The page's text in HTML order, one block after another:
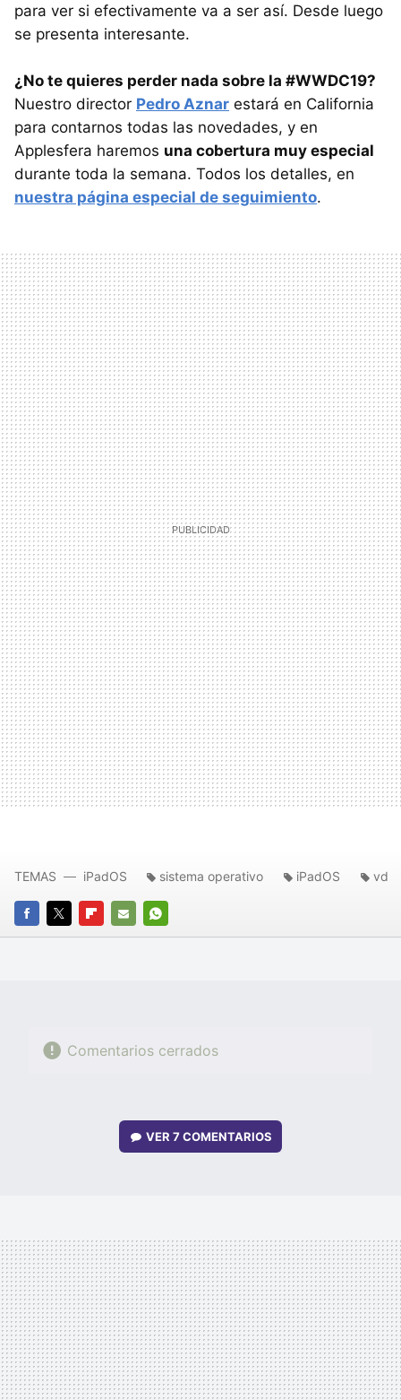
para ver si efectivamente va a ser así. Desde luego
se presenta interesante.
¿No te quieres perder nada sobre la #WWDC19?
Nuestro director Pedro Aznar estará en California
para contarnos todas las novedades, y en
Applesfera haremos una cobertura muy especial
durante toda la semana. Todos los detalles, en
nuestra página especial de seguimiento.
FACEBOOK
TWITTERFLIPBOARD
E-
WHATSAPP
TEMAS iPadOS sistema operativo iPadOS vd
Comentarios cerrados
VER7 COMENTARIOS